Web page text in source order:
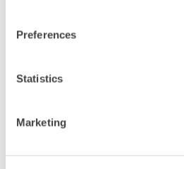
Preferences
Statistics
Marketing
CATÁLOGO DE ROPA